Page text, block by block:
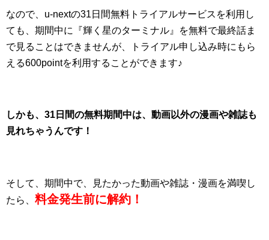
なので、u-nextの31日間無料トライアルサービスを利用し
ても、期間中に『輝く星のターミナル』を無料で最終話ま
で見ることはできませんが、トライアル申し込み時にもら
える600pointを利用することができます♪
しかも、31日間の無料期間中は、動画以外の漫画や雑誌も
見れちゃうんです！
そして、期間中で、見たかった動画や雑誌・漫画を満喫し
たら、 料金発生前に解約！